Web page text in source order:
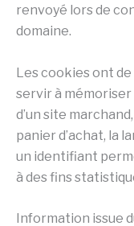
renvoyé lors de
domaine.
Les cookies ont
servir à
d’un site
panier d’achat, la
un identifiant
à des fins
Information issue